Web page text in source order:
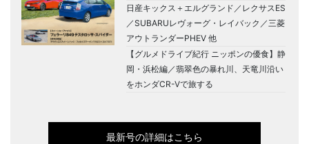
日産キックス＋エルグランド／レクサスES
／SUBARUレヴォーグ・レイバック／三菱
アウトランダーPHEV 他
【グルメドライブ紀行 ニッポンの優食】静
岡・浜松編／翡翠色の暴れ川、天竜川沿い
をホンダCR-Vで旅する
最新号の詳細はこちら